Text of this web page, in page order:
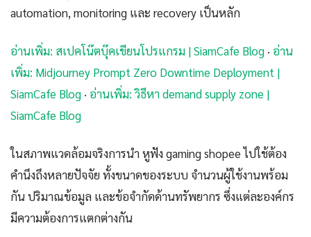
automation, monitoring และ recovery เป็นหลัก
อ่านเพิ่ม: สเปคโน๊ตบุ๊คเขียนโปรแกรม | SiamCafe Blog · อ่าน
เพิ่ม: Midjourney Prompt Zero Downtime Deployment |
SiamCafe Blog · อ่านเพิ่ม: วิธีหา demand supply zone |
SiamCafe Blog
ในสภาพแวดล้อมจริงการนำ หูฟัง gaming shopee ไปใช้ต้อง
คำนึงถึงหลายปัจจัย ทั้งขนาดของระบบ จำนวนผู้ใช้งานพร้อม
กัน ปริมาณข้อมูล และข้อจำกัดด้านทรัพยากร ซึ่งแต่ละองค์กร
มีความต้องการแตกต่างกัน